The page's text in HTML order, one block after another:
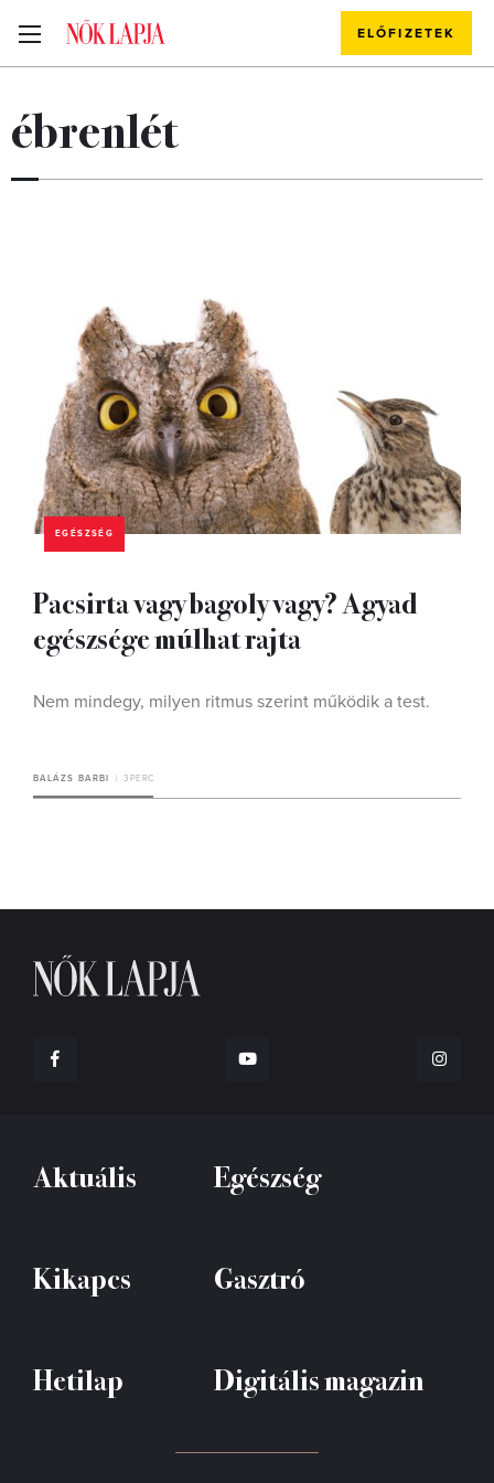
ELŐFIZETEK
ébrenlét
EGÉSZSÉG
Pacsirta vagy bagoly vagy? Agyad
egészsége múlhat rajta
Nem mindegy, milyen ritmus szerint működik a test.
BALÁZS BARBI 3 PERC
Aktuális Egészség
Kikapcs Gasztró
Hetilap Digitális magazin